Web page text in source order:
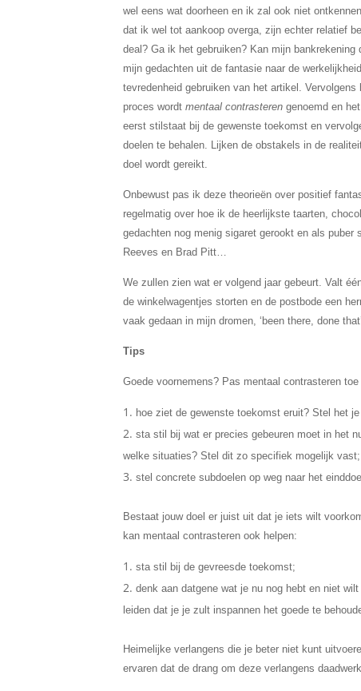
wel eens wat doorheen en ik zal ook niet
dat ik wel tot aankoop overga, zijn echter relatief
deal? Ga ik het gebruiken? Kan mijn
mijn gedachten uit de fantasie naar de
tevredenheid gebruiken van het artikel.
proces wordtmentaal contrasteren genoemd en
eerst stilstaat bij de gewenste toekomst en
doelen te behalen. Lijken de obstakels in de
doel wordt gereikt.
Onbewust pas ik deze theorieën over positief
regelmatig over hoe ik de heerlijkste taarten,
gedachten nog menig sigaret gerookt en als
Reeves en Brad Pitt…
We zullen zien wat er volgend jaar gebeurt. Valt
de winkelwagentjes storten en de postbode een
vaak gedaan in mijn dromen, ‘been there, done that’.
Tips
Goede voornemens? Pas mentaal contrasteren
hoe ziet de gewenste toekomst eruit? Stel het
sta stil bij wat er precies gebeuren moet in het
welke situaties? Stel dit zo specifiek mogelijk vast;
stel concrete subdoelen op weg naar het einddoel.
Bestaat jouw doel er juist uit dat je iets wilt
kan mentaal contrasteren ook helpen:
sta stil bij de gevreesde toekomst;
denk aan datgene wat je nu nog hebt en niet
leiden dat je je zult inspannen het goede te
Heimelijke verlangens die je beter niet kunt
ervaren dat de drang om deze verlangens